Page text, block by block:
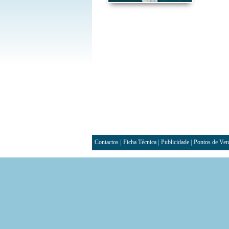
Contactos| Ficha Técnica| Publicidade| Pontos de